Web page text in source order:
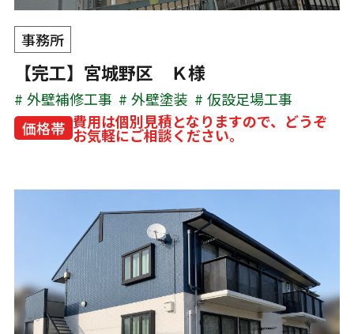
事務所
【完工】宮城野区 Ｋ様
外壁補修工事 外壁塗装
仮設足場工事
価格帯 費用は個別見積となりますので、どうぞ
お気軽にご相談ください。